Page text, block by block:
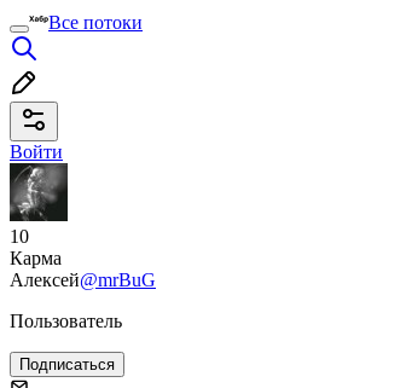
Все потоки
Войти
10
Карма
Алексей@mrBuG
Пользователь
Подписаться